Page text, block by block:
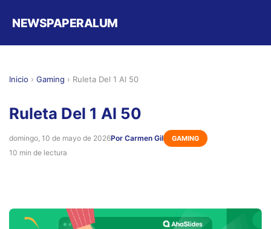
NEWSPAPERALUM
Inicio › Gaming › Ruleta Del 1 Al 50
Ruleta Del 1 Al 50
domingo, 10 de mayo de 2026Por Carmen Gil GAMING
10 min de lectura